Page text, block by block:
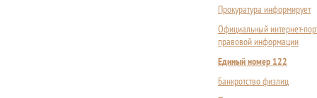
Прокуратура информирует
Официальный интернет-
правовой информации
Единый номер 122
Банкротство физлиц